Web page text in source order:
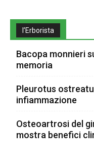
l’Erborista
Bacopa monnieri
memoria
Pleurotus
infiammazione
Osteoartrosi del
mostra benefici